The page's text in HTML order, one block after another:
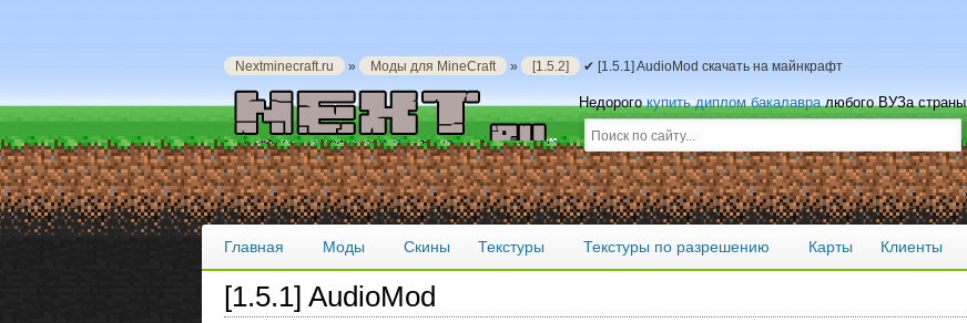
Nextminecraft.ru » Моды для MineCraft » [1.5.2] ✔ [1.5.1] AudioMod скачать на майнкрафт
Недорогокупить диплом бакалавралюбого ВУЗа страны
Главная Моды Скины Текстуры Текстуры по разрешению Карты Клиенты
[1.5.1] AudioMod